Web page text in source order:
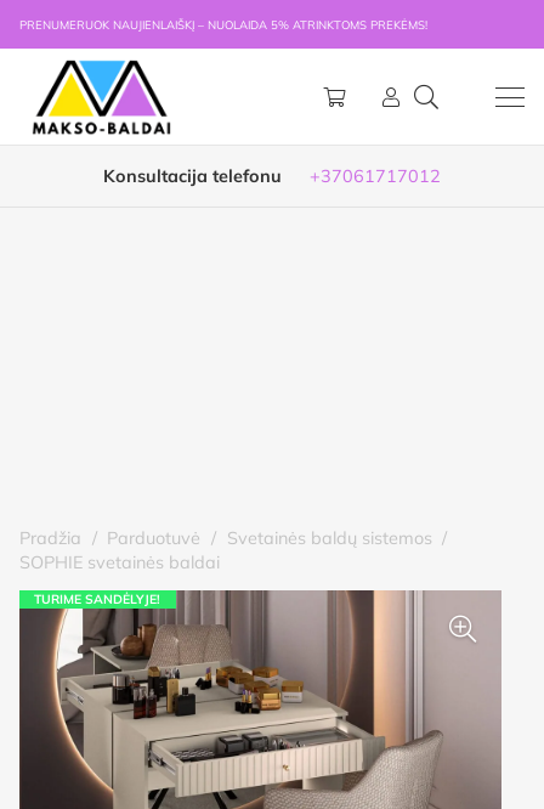
PRENUMERUOK NAUJIENLAIŠKĮ – NUOLAIDA 5% ATRINKTOMS PREKĖMS!
Konsultacija telefonu +37061717012
Pradžia / Parduotuvė / Svetainės baldų sistemos /
SOPHIE svetainės baldai
TURIME SANDĖLYJE!